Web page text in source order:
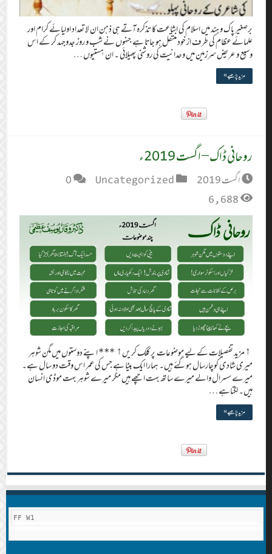
برصغیر پاک و ہند میں اسلام کی اشاعت کا تذکرہ آتے ہی ذہن ان لا تعداد اولیائے کرام اور
علمائے عظام کی طرف از خود منتقل ہو جاتا ہے جنہوں نے شب و روز جدوجہد کر کے اس
وسیع و عریض سرزمین میں وحدانیت کی روشنی پھیلائی ۔ ان ہستیوں …
مزید پڑھیے »
روحانی ڈاک – اگست 2019ء
اگست 2019 Uncategorized
0
6,688
↑ مزید تفصیلات کے لیے موضوعات پر کلک کریں↑ *** اپنے دوستوں میں مگن شوہر
میری شادی کوچارسال ہوگئے ہیں۔ ہمارا ایک بیٹا ہے جس کی عمر اس وقت دو سال ہے۔
میرے سسرال والے میرے ساتھ بہت اچھے ہیں مگر میرے شوہر بہت موڈی انسان
ہیں۔ لگتاہے …
مزید پڑھیے »
FF W1